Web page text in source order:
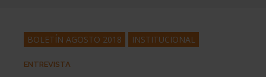
BOLETÍN AGOSTO 2018 INSTITUCIONAL
ENTREVISTA